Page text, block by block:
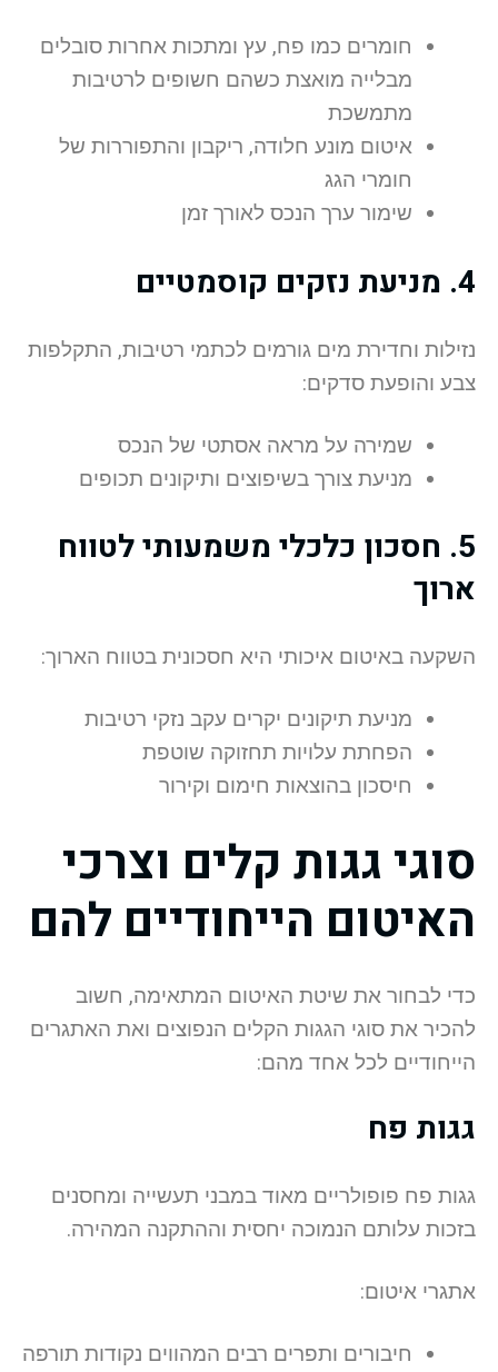
חומרים כמו פח, עץ ומתכות אחרות סובלים
מבלייה מואצת כשהם חשופים לרטיבות
מתמשכת
איטום מונע חלודה, ריקבון והתפוררות של
חומרי הגג
שימור ערך הנכס לאורך זמן
4. מניעת נזקים קוסמטיים
נזילות וחדירת מים גורמים לכתמי רטיבות, התקלפות
צבע והופעת סדקים:
שמירה על מראה אסתטי של הנכס
מניעת צורך בשיפוצים ותיקונים תכופים
5. חסכון כלכלי משמעותי לטווח
ארוך
השקעה באיטום איכותי היא חסכונית בטווח הארוך:
מניעת תיקונים יקרים עקב נזקי רטיבות
הפחתת עלויות תחזוקה שוטפת
חיסכון בהוצאות חימום וקירור
סוגי גגות קלים וצרכי
האיטום הייחודיים להם
כדי לבחור את שיטת האיטום המתאימה, חשוב
להכיר את סוגי הגגות הקלים הנפוצים ואת האתגרים
הייחודיים לכל אחד מהם:
גגות פח
גגות פח פופולריים מאוד במבני תעשייה ומחסנים
בזכות עלותם הנמוכה יחסית וההתקנה המהירה.
אתגרי איטום:
חיבורים ותפרים רבים המהווים נקודות תורפה